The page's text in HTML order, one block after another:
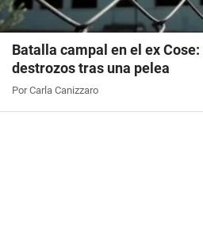
Batalla campal en el ex
destrozos tras una pelea
Por Carla Canizzaro